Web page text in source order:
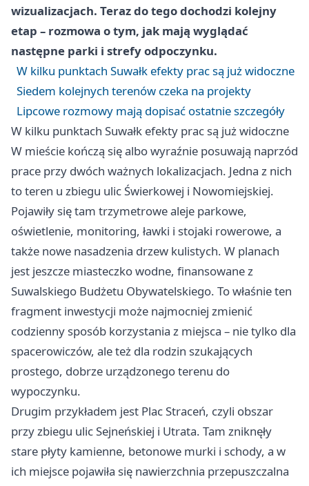
wizualizacjach. Teraz do tego dochodzi kolejny
etap – rozmowa o tym, jak mają wyglądać
następne parki i strefy odpoczynku.
W kilku punktach Suwałk efekty prac są już widoczne
Siedem kolejnych terenów czeka na projekty
Lipcowe rozmowy mają dopisać ostatnie szczegóły
W kilku punktach Suwałk efekty prac są już widoczne
W mieście kończą się albo wyraźnie posuwają naprzód
prace przy dwóch ważnych lokalizacjach. Jedna z nich
to teren u zbiegu ulic Świerkowej i Nowomiejskiej.
Pojawiły się tam trzymetrowe aleje parkowe,
oświetlenie, monitoring, ławki i stojaki rowerowe, a
także nowe nasadzenia drzew kulistych. W planach
jest jeszcze miasteczko wodne, finansowane z
Suwalskiego Budżetu Obywatelskiego. To właśnie ten
fragment inwestycji może najmocniej zmienić
codzienny sposób korzystania z miejsca – nie tylko dla
spacerowiczów, ale też dla rodzin szukających
prostego, dobrze urządzonego terenu do
wypoczynku.
Drugim przykładem jest Plac Straceń, czyli obszar
przy zbiegu ulic Sejneńskiej i Utrata. Tam zniknęły
stare płyty kamienne, betonowe murki i schody, a w
ich miejsce pojawiła się nawierzchnia przepuszczalna